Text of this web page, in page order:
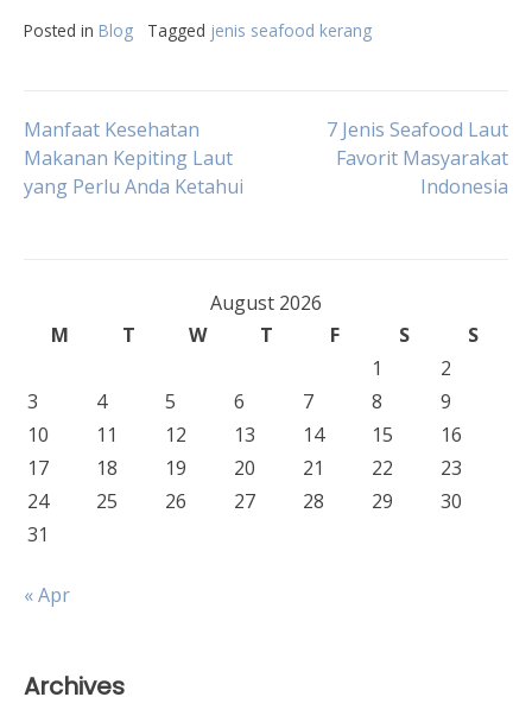
Posted in Blog Tagged jenis seafood kerang
Post
navigation
Manfaat Kesehatan
Makanan Kepiting Laut
yang Perlu Anda Ketahui
7 Jenis Seafood Laut
Favorit Masyarakat
Indonesia
August 2026
M
T W T F S
S
1
2
3
4 5 6 7 8
9
10
11 12 13 14 15
16
17
18 19 20 21 22
23
24
25 26 27 28 29
30
31
« Apr
Archives